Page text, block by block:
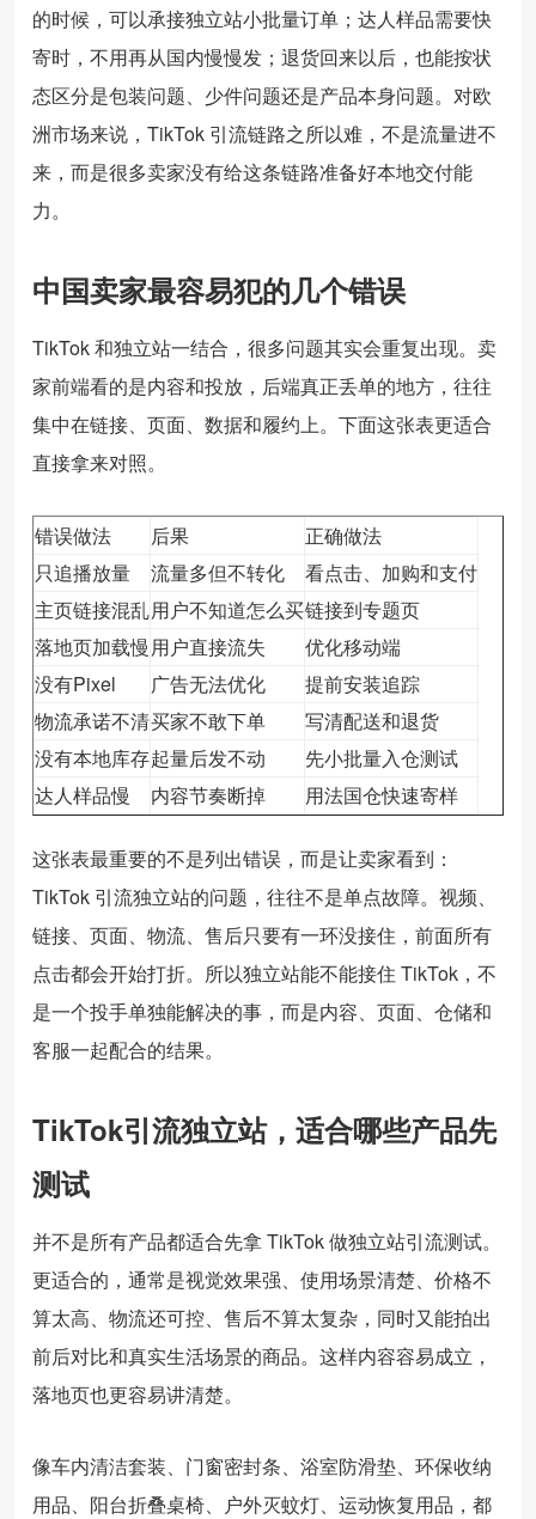
的时候，可以承接独立站小批量订单；达人样品需要快
寄时，不用再从国内慢慢发；退货回来以后，也能按状
态区分是包装问题、少件问题还是产品本身问题。对欧
洲市场来说，TikTok 引流链路之所以难，不是流量进不
来，而是很多卖家没有给这条链路准备好本地交付能
力。
中国卖家最容易犯的几个错误
TikTok 和独立站一结合，很多问题其实会重复出现。卖
家前端看的是内容和投放，后端真正丢单的地方，往往
集中在链接、页面、数据和履约上。下面这张表更适合
直接拿来对照。
错误做法 后果
正确做法
只追播放量
流量多但不转化
看点击、加购和支付
主页链接混乱用户不知道怎么买链接到专题页
落地页加载慢用户直接流失
优化移动端
没有Pixel
广告无法优化
提前安装追踪
物流承诺不清买家不敢下单
写清配送和退货
没有本地库存起量后发不动
先小批量入仓测试
达人样品慢
内容节奏断掉 用法国仓快速寄样
这张表最重要的不是列出错误，而是让卖家看到：
TikTok 引流独立站的问题，往往不是单点故障。视频、
链接、页面、物流、售后只要有一环没接住，前面所有
点击都会开始打折。所以独立站能不能接住 TikTok，不
是一个投手单独能解决的事，而是内容、页面、仓储和
客服一起配合的结果。
TikTok引流独立站，适合哪些产品先
测试
并不是所有产品都适合先拿 TikTok 做独立站引流测试。
更适合的，通常是视觉效果强、使用场景清楚、价格不
算太高、物流还可控、售后不算太复杂，同时又能拍出
前后对比和真实生活场景的商品。这样内容容易成立，
落地页也更容易讲清楚。
像车内清洁套装、门窗密封条、浴室防滑垫、环保收纳
用品、阳台折叠桌椅、户外灭蚊灯、运动恢复用品，都